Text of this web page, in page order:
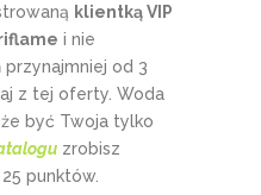
klientką VIP
i nie
przynajmniej od 3
z tej oferty. Woda
być Twoja tylko
zrobisz
punktów.